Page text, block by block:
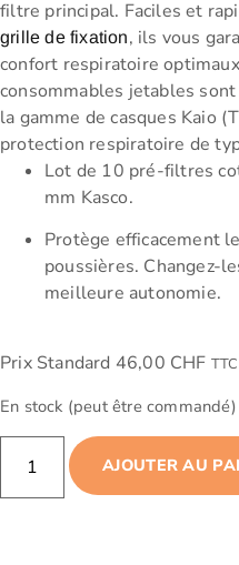
filtre principal. Faciles et
grille de fixation, ils vous
confort respiratoire
consommables jetables
la gamme de casques Kaio
protection respiratoire de
Lot de 10 pré-filtres
mm Kasco.
Protège efficacement
poussières. Changez-
meilleure autonomie.
Prix Standard 46,00 CHF TTC
En stock (peut être commandé)
AJOUTER AU